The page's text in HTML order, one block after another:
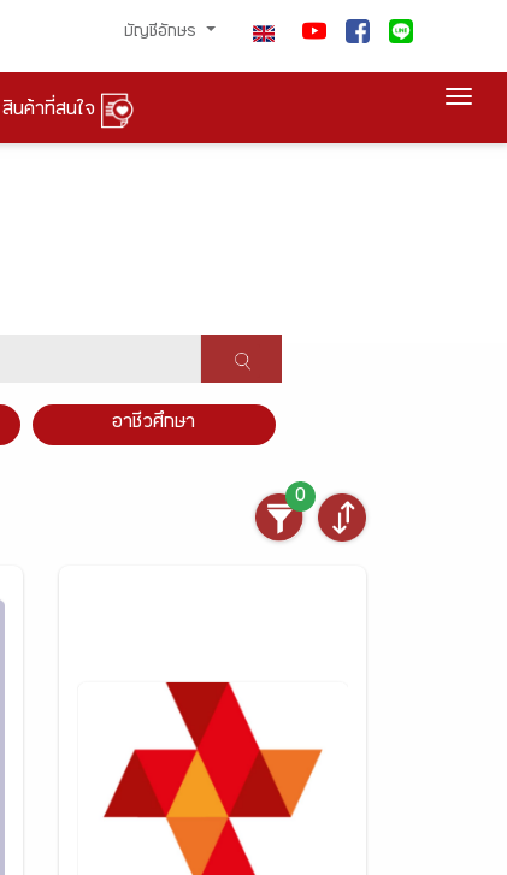
บัญชีอักษร
สินค้าที่สนใจ
อาชีวศึกษา
0